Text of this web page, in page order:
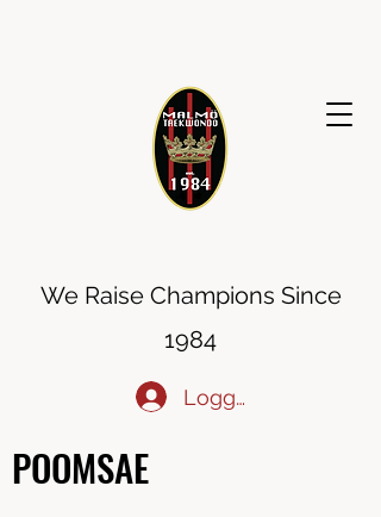
We Raise Champions Since
1984
Logga in
POOMSAE